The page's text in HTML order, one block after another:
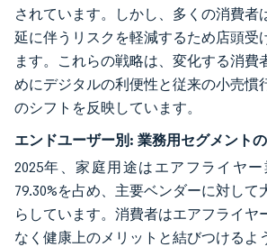
されています。しかし、多くの消費者
延に伴うリスクを軽減するため店頭受
ます。これらの戦略は、変化する消費
めにデジタルの利便性と従来の小売慣
のシフトを反映しています。
エンドユーザー別: 業務用セグメント
2025年、家庭用途はエアフライヤ
79.30%を占め、主要ベンダーに対して
らしています。消費者はエアフライヤ
なく健康上のメリットと結びつけるよ